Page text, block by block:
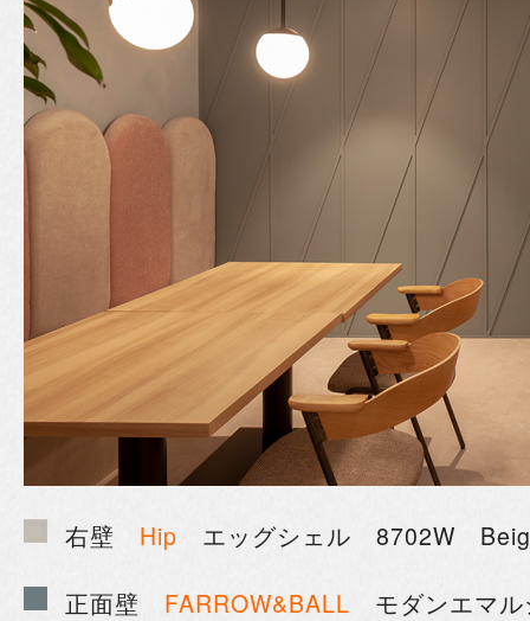
右壁 Hip エッグシェル 8702W
正面壁 FARROW&BALL モダンエマ